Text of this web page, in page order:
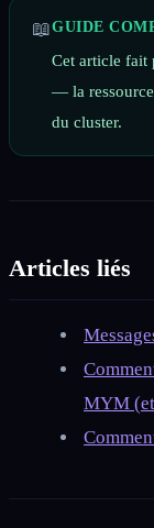
📖GUIDE
Cet article fait
— la ressource
du cluster.
Articles liés
MYM